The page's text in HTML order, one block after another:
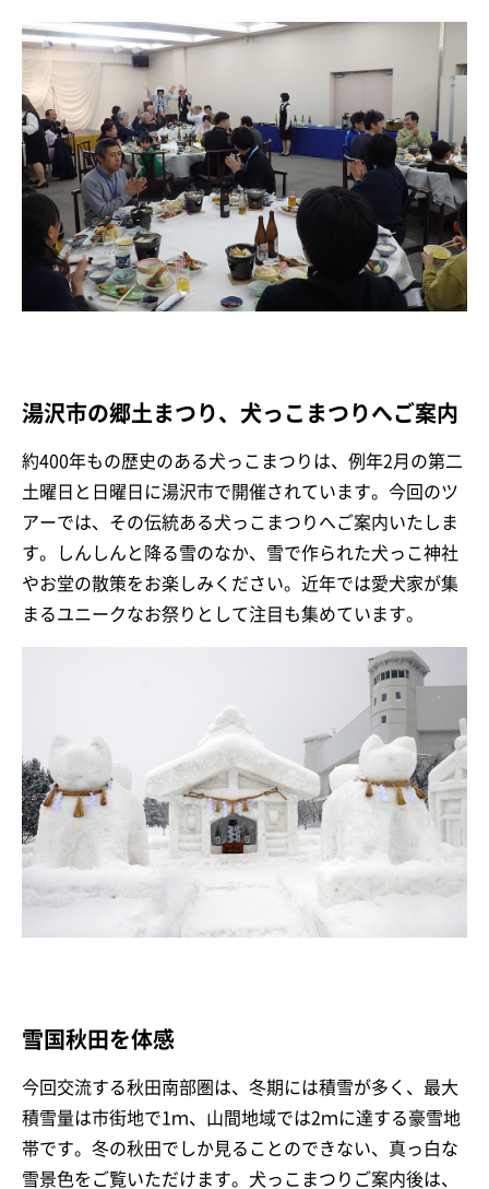
湯沢市の郷土まつり、犬っこまつりへご案内
約400年もの歴史のある犬っこまつりは、例年2月の第二
土曜日と日曜日に湯沢市で開催されています。今回のツ
アーでは、その伝統ある犬っこまつりへご案内いたしま
す。しんしんと降る雪のなか、雪で作られた犬っこ神社
やお堂の散策をお楽しみください。近年では愛犬家が集
まるユニークなお祭りとして注目も集めています。
雪国秋田を体感
今回交流する秋田南部圏は、冬期には積雪が多く、最大
積雪量は市街地で1ｍ、山間地域では2ｍに達する豪雪地
帯です。冬の秋田でしか見ることのできない、真っ白な
雪景色をご覧いただけます。犬っこまつりご案内後は、